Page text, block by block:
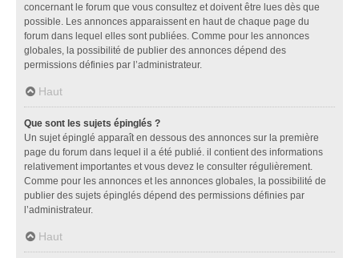
concernant le forum que vous consultez et doivent être lues dès que
possible. Les annonces apparaissent en haut de chaque page du
forum dans lequel elles sont publiées. Comme pour les annonces
globales, la possibilité de publier des annonces dépend des
permissions définies par l’administrateur.
Haut
Que sont les sujets épinglés ?
Un sujet épinglé apparaît en dessous des annonces sur la première
page du forum dans lequel il a été publié. il contient des informations
relativement importantes et vous devez le consulter régulièrement.
Comme pour les annonces et les annonces globales, la possibilité de
publier des sujets épinglés dépend des permissions définies par
l’administrateur.
Haut